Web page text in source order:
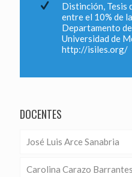
Distinción, Tesis
entre el 10% de
Departamento
Universidad de
http://isiles.org/
DOCENTES
José Luis Arce Sanabria
Carolina Carazo Barrantes